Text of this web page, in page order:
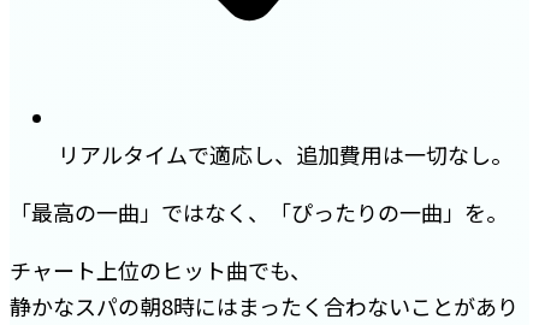
リアルタイムで適応し、追加費用は一切なし。
「最高の一曲」ではなく、「ぴったりの一曲 」を。
チャート上位のヒット曲でも、
静かなスパの朝8時にはまったく合わないことがあり